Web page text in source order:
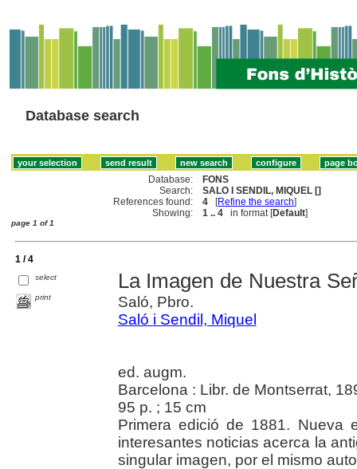
Database search
Database:
FONS
Search:
SALO I SENDIL, MIQUEL []
References found:
4 [Refine the search]
Showing:
1 .. 4 in format [Default]
page 1 of 1
1 / 4
select
print
La Imagen de Nuestra
Saló, Pbro.
Saló i Sendil, Miquel
ed. augm.
Barcelona : Libr. de Montserrat,
95 p. ; 15 cm
Primera edició de 1881. Nueva
interesantes noticias acerca la
singular imagen, por el mismo